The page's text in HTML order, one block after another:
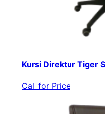
Kursi Direktur Tiger
Call for Price